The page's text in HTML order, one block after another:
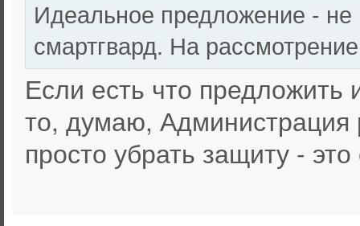
Идеальное предложение - не
смартгвард. На
Если есть что предложить
то, думаю,
просто убрать защиту -